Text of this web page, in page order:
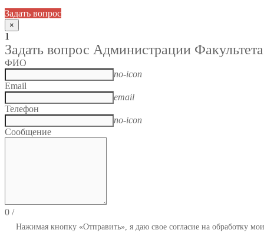
Задать вопрос
×
1
Задать вопрос Администрации Факультета
ФИО
no-icon
Email
email
Телефон
no-icon
Сообщение
0 /
Нажимая кнопку «Отправить», я даю свое согласие на обработку